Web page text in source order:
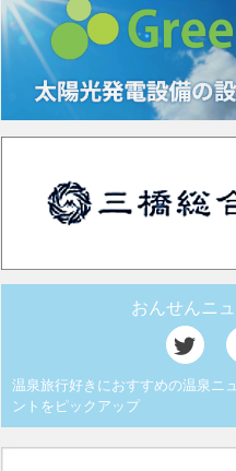
おんせんニ
温泉旅行好きにおすすめの温泉ニ
ントをピックアップ